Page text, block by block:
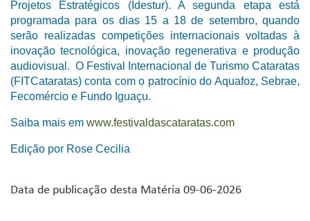
Projetos Estratégicos (Idestur). A segunda etapa está
programada para os dias 15 a 18 de setembro, quando
serão realizadas competições internacionais voltadas à
inovação tecnológica, inovação regenerativa e produção
audiovisual. O Festival Internacional de Turismo Cataratas
(FITCataratas) conta com o patrocínio do Aquafoz, Sebrae,
Fecomércio e Fundo Iguaçu.
Saiba mais em www.festivaldascataratas.com
Edição por Rose Cecilia
Data de publicação desta Matéria 09-06-2026